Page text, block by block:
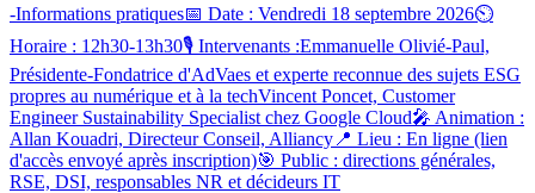
-Informations pratiques📅 Date : Vendredi 18 septembre 2026⏲️
Horaire : 12h30-13h30🎙️ Intervenants :Emmanuelle Olivié-Paul,
Présidente-Fondatrice d'AdVaes et experte reconnue des sujets ESG
propres au numérique et à la techVincent Poncet, Customer
Engineer Sustainability Specialist chez Google Cloud🎤 Animation :
Allan Kouadri, Directeur Conseil, Alliancy📍 Lieu : En ligne (lien
d'accès envoyé après inscription)🎯 Public : directions générales,
RSE, DSI, responsables NR et décideurs IT